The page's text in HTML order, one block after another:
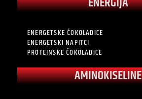
ENERGETSKE ČOKOLADICE
ENERGETSKI NAPITCI
PROTEINSKE ČOKOLADICE
AMINOKISELINE